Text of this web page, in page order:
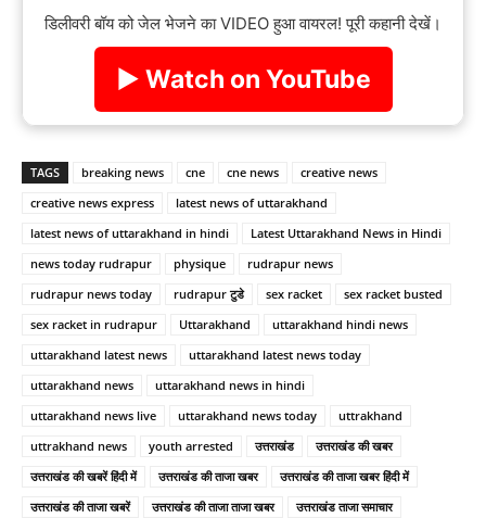
डिलीवरी बॉय को जेल भेजने का VIDEO हुआ वायरल! पूरी कहानी देखें।
▶ Watch on YouTube
TAGS breaking news cne cne news
creative news
creative news express
latest news of uttarakhand
latest news of uttarakhand in hindi
Latest Uttarakhand News in Hindi
news today rudrapur
physique
rudrapur news
rudrapur news today
rudrapur टुडे sex racket
sex racket busted
sex racket in rudrapur
Uttarakhand
uttarakhand hindi news
uttarakhand latest news
uttarakhand latest news today
uttarakhand news
uttarakhand news in hindi
uttarakhand news live
uttarakhand news today
uttrakhand
uttrakhand news
youth arrested उत्तराखंड
उत्तराखंड की खबर
उत्तराखंड की खबरें हिंदी में
उत्तराखंड की ताजा खबर
उत्तराखंड की ताजा खबर हिंदी में
उत्तराखंड की ताजा खबरें
उत्तराखंड की ताजा ताजा खबर
उत्तराखंड ताजा समाचार